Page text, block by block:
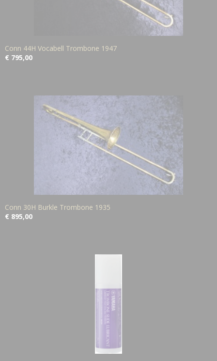
Conn 44H Vocabell Trombone 1947
€ 795,00
Conn 30H Burkle Trombone 1935
€ 895,00